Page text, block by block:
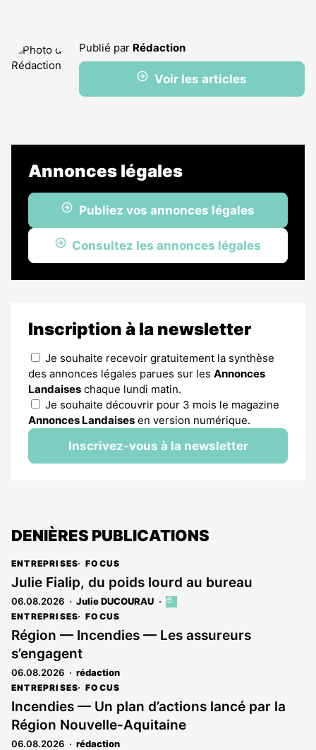
Publié par Rédaction
Voir les articles
Annonces légales
Publiez vos annonces légales
Consultez les annonces légales
Inscription à la newsletter
Je souhaite recevoir gratuitement la synthèse
des annonces légales parues sur les Annonces
Landaises chaque lundi matin.
Je souhaite découvrir pour 3 mois le magazine
Annonces Landaises en version numérique.
Inscrivez-vous à la newsletter
DENIÈRES PUBLICATIONS
ENTREPRISES FOCUS
Julie Fialip, du poids lourd au bureau
06.08.2026 Julie DUCOURAU
Cet
réservé
ENTREPRISES FOCUS
Région — Incendies — Les assureurs
s’engagent
06.08.2026 rédaction
ENTREPRISES FOCUS
Incendies — Un plan d’actions lancé par la
Région Nouvelle-Aquitaine
06.08.2026 rédaction